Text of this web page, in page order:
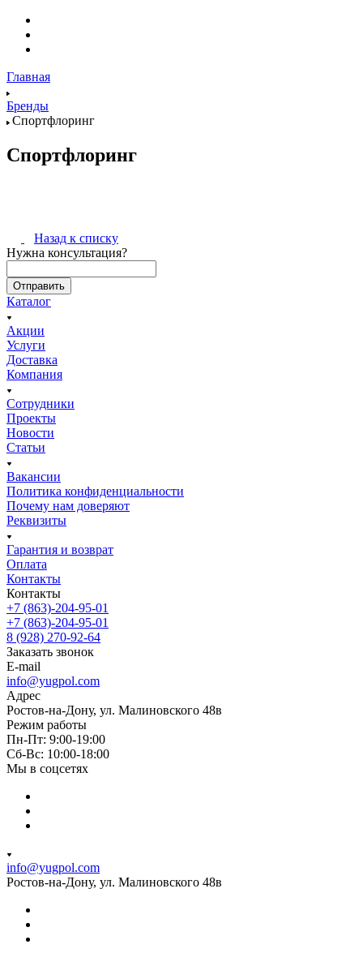
Главная
Бренды
Спортфлоринг
Спортфлоринг
Назад к списку
Нужна консультация?
Каталог
Акции
Услуги
Доставка
Компания
Сотрудники
Проекты
Новости
Статьи
Вакансии
Политика конфиденциальности
Почему нам доверяют
Реквизиты
Гарантия и возврат
Оплата
Контакты
Контакты
+7 (863)-204-95-01
+7 (863)-204-95-01
8 (928) 270-92-64
Заказать звонок
E-mail
info@yugpol.com
Адрес
Ростов-на-Дону, ул. Малиновского 48в
Режим работы
Пн-Пт: 9:00-19:00
Cб-Вс: 10:00-18:00
Мы в соцсетях
info@yugpol.com
Ростов-на-Дону, ул. Малиновского 48в